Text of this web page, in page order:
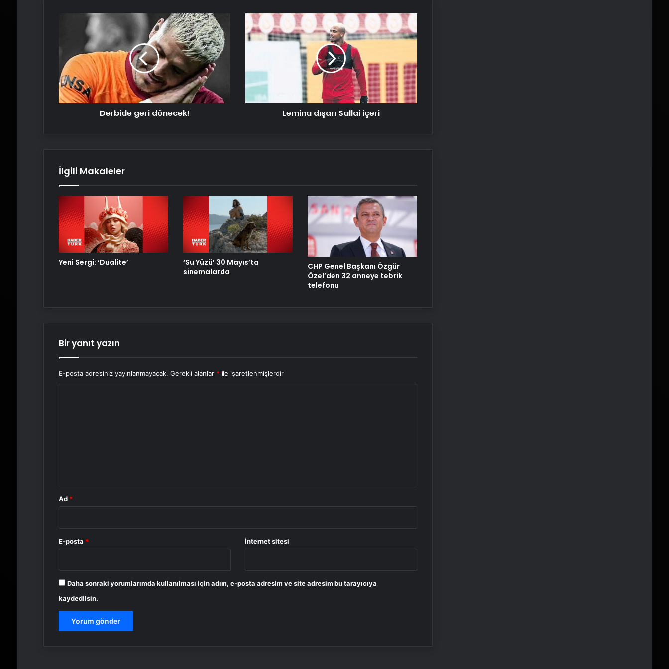
Nişantaşı Üniversitesi’nden 2026 YKS
Adaylarına Çifte Güvence: Sabit
Ücret ve Kesintisiz Burs
Serjoy : Dijital Medya Ajansı, Google
Reklam Ajansı, SEO Ajansı ve Web
Tasarım Ajansı
UETDS Nedir ? Uetds.com İle Akıllı
Bigo Elmas Bayi – Güvenli, Hızlı ve
Uygun Fiyatlı Elmas Satın Almanın
Yeni Adresi
Derbide geri dönecek!
Lemina
dışarı
Sallai
Lemina dışarı Sallai içeri
İlgili Makaleler
Yeni Sergi: ‘Dualite’
‘Su Yüzü’ 30 Mayıs’ta
sinemalarda
CHP Genel Başkanı Özgür
Özel’den 32 anneye tebrik
telefonu
Bir yanıt yazın
E-posta adresiniz yayınlanmayacak. Gerekli alanlar * ile işaretlenmişlerdir
Ad *
E-posta * İnternet sitesi
Daha sonraki yorumlarımda kullanılması için adım, e-posta adresim ve site adresim bu tarayıcıya
kaydedilsin.